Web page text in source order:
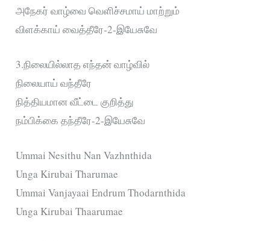
அநேகர் வாழ்வை வெளிச்சமாய் மாற்றும்
விளக்காய் வைத்தீரே-2-இயேசுவே
3.நிலையில்லாத எந்தன் வாழ்வில்
நிலையாய் வந்தீரே
நித்தியமான வீட்டை குறித்து
நம்பிக்கை தந்தீரே-2-இயேசுவே
Ummai Nesithu Nan Vazhnthida
Unga Kirubai Tharumae
Ummai Vanjayaai Endrum Thodarnthida
Unga Kirubai Thaarumae